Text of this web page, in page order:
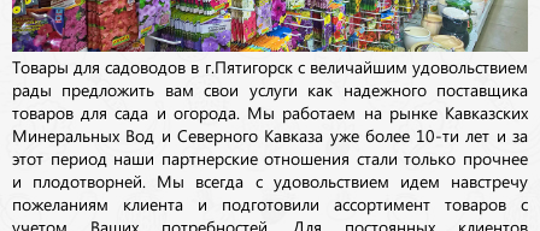
Товары для садоводов в г.Пятигорск с величайшим удовольствием
рады предложить вам свои услуги как надежного поставщика
товаров для сада и огорода. Мы работаем на рынке Кавказских
Минеральных Вод и Северного Кавказа уже более 10-ти лет и за
этот период наши партнерские отношения стали только прочнее
и плодотворней. Мы всегда с удовольствием идем навстречу
пожеланиям клиента и подготовили ассортимент товаров с
учетом Ваших потребностей. Для постоянных клиентов